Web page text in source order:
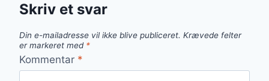
Skriv et svar
Din e-mailadresse vil ikke blive publiceret. Krævede felter
er markeret med *
Kommentar *